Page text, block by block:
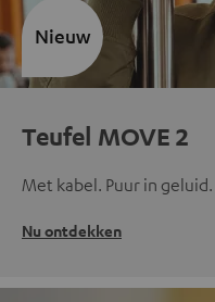
Teufel MOVE 2
Met kabel. Puur in geluid.
Nu ontdekken
Nieuw